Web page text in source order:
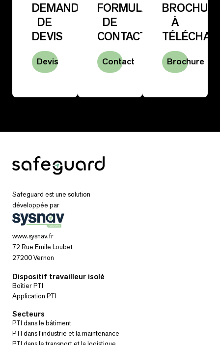
DEMANDE
DE
DEVIS
Devis
FORMULAIRE
DE
CONTACT
Contact
À
Brochure
Safeguard est une solution
développée par
www.sysnav.fr
72 Rue Emile Loubet
27200 Vernon
Dispositif travailleur isolé
Boîtier PTI
Application PTI
Secteurs
PTI dans le bâtiment
PTI dans l’industrie et la maintenance